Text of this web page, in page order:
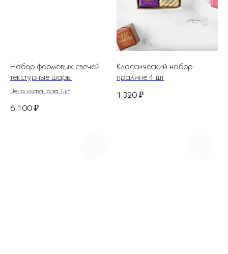
Набор формовых свечей
текстурные шары
Цена указана за 1шт
6 100 ₽
Классический набор
пралине 4 шт
1 320 ₽